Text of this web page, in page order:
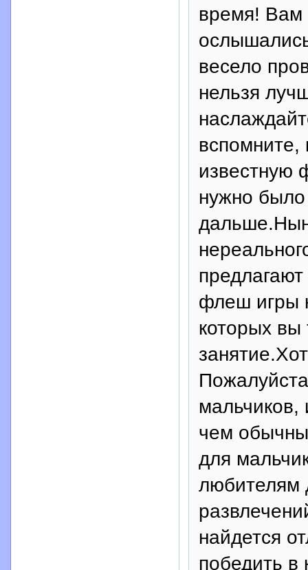
время! Вам
весело
нельзя
вспомните,
известную
нужно
флеш игры
которых вы
мальчиков,
чем
для
любителям
найдется
победить в